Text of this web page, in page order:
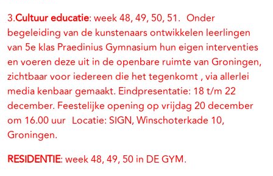
3.Cultuur educatie: week 48, 49, 50, 51. Onder
begeleiding van de kunstenaars ontwikkelen leerlingen
van 5e klas Praedinius Gymnasium hun eigen interventies
en voeren deze uit in de openbare ruimte van Groningen,
zichtbaar voor iedereen die het tegenkomt , via allerlei
media kenbaar gemaakt. Eindpresentatie: 18 t/m 22
december. Feestelijke opening op vrijdag 20 december
om 16.00 uur Locatie: SIGN, Winschoterkade 10,
Groningen.
RESIDENTIE: week 48, 49, 50 in DE GYM.